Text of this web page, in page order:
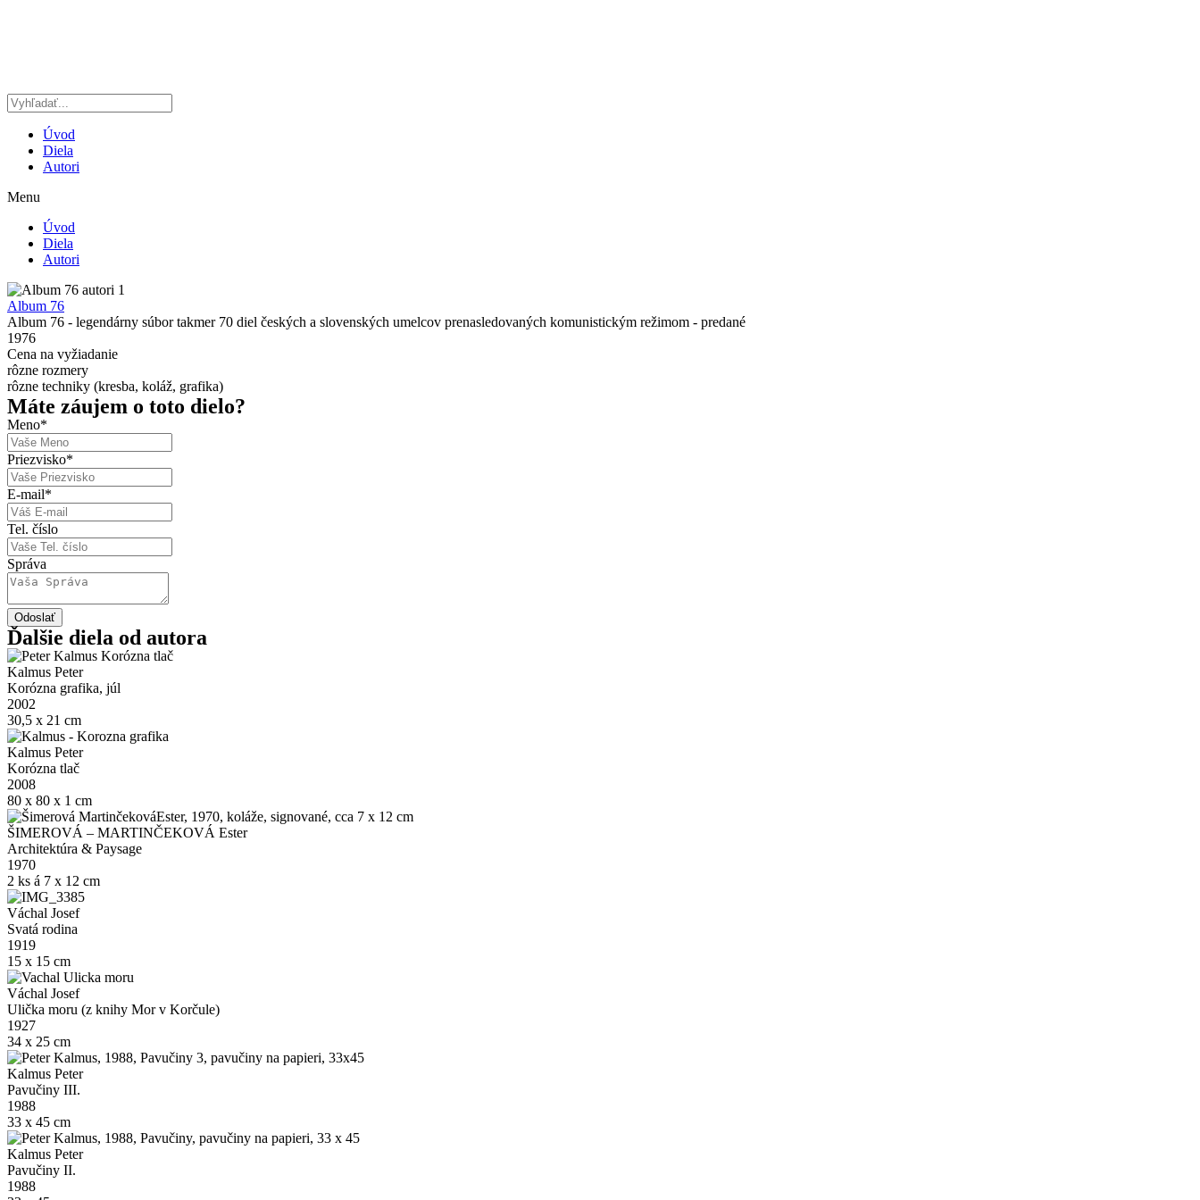
Úvod
Diela
Autori
Menu
Úvod
Diela
Autori
Album 76
Album 76 - legendárny súbor takmer 70 diel českých a slovenských umelcov prenasledovaných komunistickým režimom - predané
1976
Cena na vyžiadanie
rôzne rozmery
rôzne techniky (kresba, koláž, grafika)
Máte záujem o toto dielo?
Meno*
Priezvisko*
E-mail*
Tel. číslo
Správa
Odoslať
Ďalšie diela od autora
Kalmus Peter
Korózna grafika, júl
2002
30,5 x 21 cm
Kalmus Peter
Korózna tlač
2008
80 x 80 x 1 cm
ŠIMEROVÁ – MARTINČEKOVÁ Ester
Architektúra & Paysage
1970
2 ks á 7 x 12 cm
Váchal Josef
Svatá rodina
1919
15 x 15 cm
Váchal Josef
Ulička moru (z knihy Mor v Korčule)
1927
34 x 25 cm
Kalmus Peter
Pavučiny III.
1988
33 x 45 cm
Kalmus Peter
Pavučiny II.
1988